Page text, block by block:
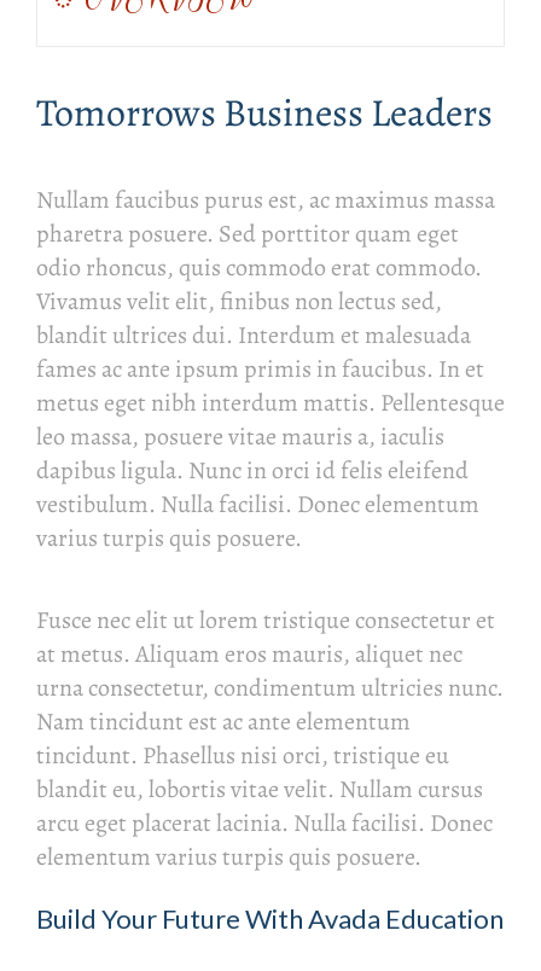
Tomorrows Business Leaders
Nullam faucibus purus est, ac maximus massa
pharetra posuere. Sed porttitor quam eget
odio rhoncus, quis commodo erat commodo.
Vivamus velit elit, finibus non lectus sed,
blandit ultrices dui. Interdum et malesuada
fames ac ante ipsum primis in faucibus. In et
metus eget nibh interdum mattis. Pellentesque
leo massa, posuere vitae mauris a, iaculis
dapibus ligula. Nunc in orci id felis eleifend
vestibulum. Nulla facilisi. Donec elementum
varius turpis quis posuere.
Fusce nec elit ut lorem tristique consectetur et
at metus. Aliquam eros mauris, aliquet nec
urna consectetur, condimentum ultricies nunc.
Nam tincidunt est ac ante elementum
tincidunt. Phasellus nisi orci, tristique eu
blandit eu, lobortis vitae velit. Nullam cursus
arcu eget placerat lacinia. Nulla facilisi. Donec
elementum varius turpis quis posuere.
Build Your Future With Avada Education